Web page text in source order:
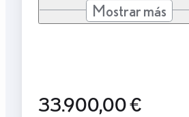
Mostrar más
33.900,00 €